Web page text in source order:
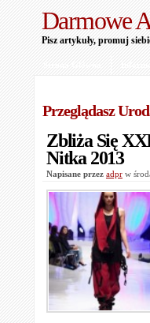
Darmowe
Pisz artykuły, promuj
Przeglądasz
Zbliża Się
Nitka 2013
Napisane przez adpr w